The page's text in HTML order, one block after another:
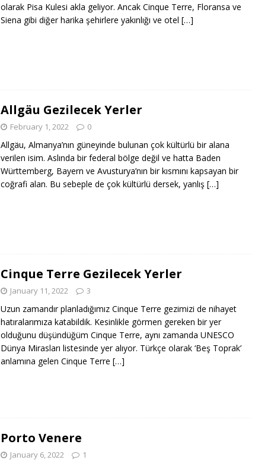
olarak Pisa Kulesi akla geliyor. Ancak Cinque Terre, Floransa ve
Siena gibi diğer harika şehirlere yakınlığı ve otel […]
Allgäu Gezilecek Yerler
February 1, 2022 0
Allgäu, Almanya’nın güneyinde bulunan çok kültürlü bir alana
verilen isim. Aslında bir federal bölge değil ve hatta Baden
Württemberg, Bayern ve Avusturya’nın bir kısmını kapsayan bir
coğrafi alan. Bu sebeple de çok kültürlü dersek, yanlış […]
Cinque Terre Gezilecek Yerler
January 11, 2022 3
Uzun zamandır planladığımız Cinque Terre gezimizi de nihayet
hatıralarımıza katabildik. Kesinlikle görmen gereken bir yer
olduğunu düşündüğüm Cinque Terre, aynı zamanda UNESCO
Dünya Mirasları listesinde yer alıyor. Türkçe olarak ‘Beş Toprak’
anlamına gelen Cinque Terre […]
Porto Venere
January 6, 2022 1